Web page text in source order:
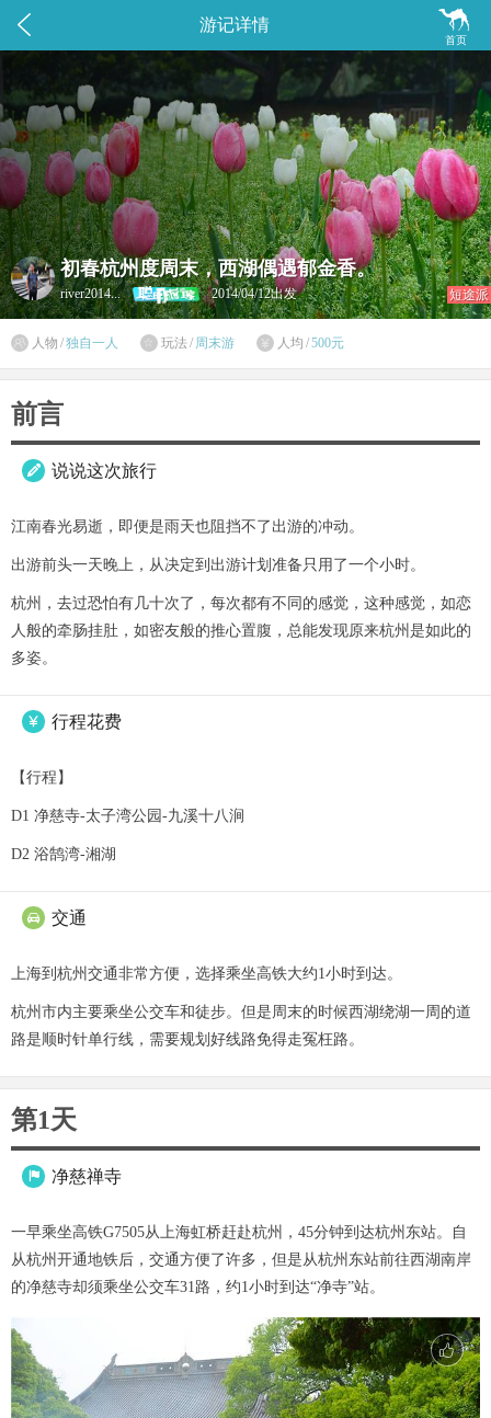
 
首页
游记详情
初春杭州度周末，西湖偶遇郁金香。
river2014... 2014/04/12出发 短途派
 人物 /独自一人  玩法 / 周末游  人均 /500元
前言
 说说这次旅行
江南春光易逝，即便是雨天也阻挡不了出游的冲动。
出游前头一天晚上，从决定到出游计划准备只用了一个小时。
杭州，去过恐怕有几十次了，每次都有不同的感觉，这种感觉，如恋
人般的牵肠挂肚，如密友般的推心置腹，总能发现原来杭州是如此的
多姿。
 行程花费
【行程】
D1 净慈寺-太子湾公园-九溪十八涧
D2 浴鹄湾-湘湖
 交通
上海到杭州交通非常方便，选择乘坐高铁大约1小时到达。
杭州市内主要乘坐公交车和徒步。但是周末的时候西湖绕湖一周的道
路是顺时针单行线，需要规划好线路免得走冤枉路。
第1天
 净慈禅寺
一早乘坐高铁G7505从上海虹桥赶赴杭州，45分钟到达杭州东站。自
从杭州开通地铁后，交通方便了许多，但是从杭州东站前往西湖南岸
的净慈寺却须乘坐公交车31路，约1小时到达“净寺”站。